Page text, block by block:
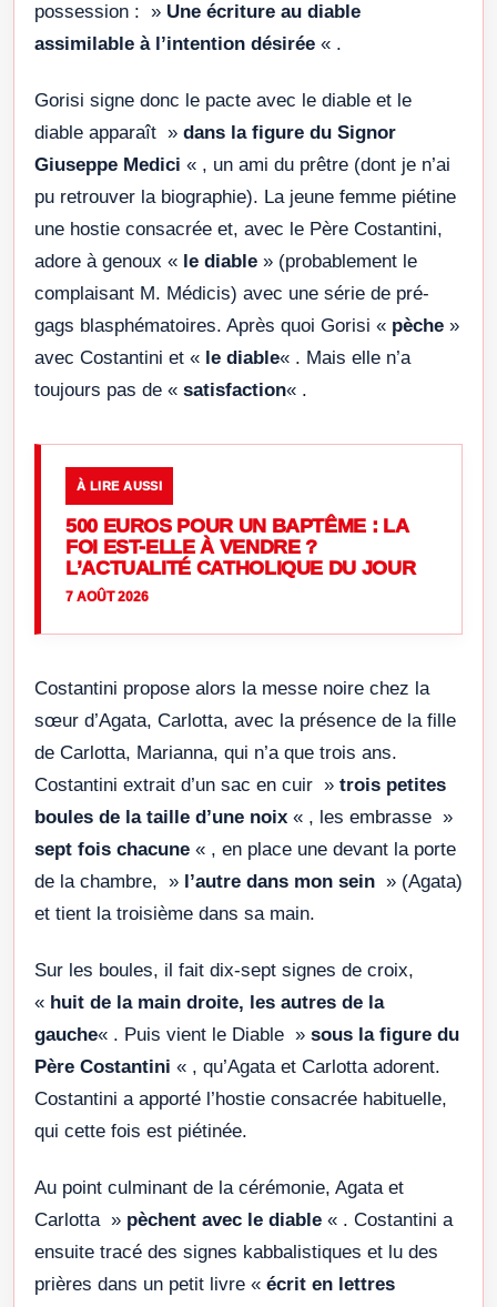
possession : » Une écriture au diable
assimilable à l’intention désirée « .
Gorisi signe donc le pacte avec le diable et le
diable apparaît » dans la figure du Signor
Giuseppe Medici « , un ami du prêtre (dont je n’ai
pu retrouver la biographie). La jeune femme piétine
une hostie consacrée et, avec le Père Costantini,
adore à genoux « le diable » (probablement le
complaisant M. Médicis) avec une série de pré-
gags blasphématoires. Après quoi Gorisi « pèche »
avec Costantini et « le diable« . Mais elle n’a
toujours pas de « satisfaction« .
À LIRE AUSSI
500 EUROS POUR UN BAPTÊME : LA
FOI EST-ELLE À VENDRE ?
L’ACTUALITÉ CATHOLIQUE DU JOUR
7 AOÛT 2026
Costantini propose alors la messe noire chez la
sœur d’Agata, Carlotta, avec la présence de la fille
de Carlotta, Marianna, qui n’a que trois ans.
Costantini extrait d’un sac en cuir » trois petites
boules de la taille d’une noix « , les embrasse »
sept fois chacune « , en place une devant la porte
de la chambre, » l’autre dans mon sein » (Agata)
et tient la troisième dans sa main.
Sur les boules, il fait dix-sept signes de croix,
« huit de la main droite, les autres de la
gauche« . Puis vient le Diable » sous la figure du
Père Costantini « , qu’Agata et Carlotta adorent.
Costantini a apporté l’hostie consacrée habituelle,
qui cette fois est piétinée.
Au point culminant de la cérémonie, Agata et
Carlotta » pèchent avec le diable « . Costantini a
ensuite tracé des signes kabbalistiques et lu des
prières dans un petit livre « écrit en lettres